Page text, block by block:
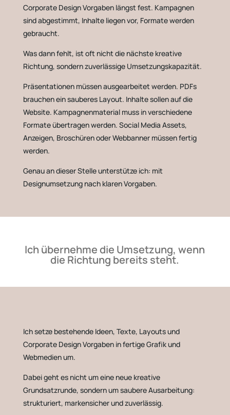
Corporate Design Vorgaben längst fest. Kampagnen
sind abgestimmt, Inhalte liegen vor, Formate werden
gebraucht.
Was dann fehlt, ist oft nicht die nächste kreative
Richtung, sondern zuverlässige Umsetzungskapazität.
Präsentationen müssen ausgearbeitet werden. PDFs
brauchen ein sauberes Layout. Inhalte sollen auf die
Website. Kampagnenmaterial muss in verschiedene
Formate übertragen werden. Social Media Assets,
Anzeigen, Broschüren oder Webbanner müssen fertig
werden.
Genau an dieser Stelle unterstütze ich: mit
Designumsetzung nach klaren Vorgaben.
Ich übernehme die Umsetzung, wenn
die Richtung bereits steht.
Ich setze bestehende Ideen, Texte, Layouts und
Corporate Design Vorgaben in fertige Grafik und
Webmedien um.
Dabei geht es nicht um eine neue kreative
Grundsatzrunde, sondern um saubere Ausarbeitung:
strukturiert, markensicher und zuverlässig.